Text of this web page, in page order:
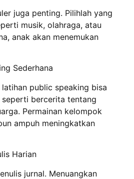
juga penting. Pilihlah yang
musik, olahraga, atau
anak akan menemukan
Sederhana
public speaking bisa
bercerita tentang
Permainan kelompok
ampuh meningkatkan
Harian
jurnal. Menuangkan